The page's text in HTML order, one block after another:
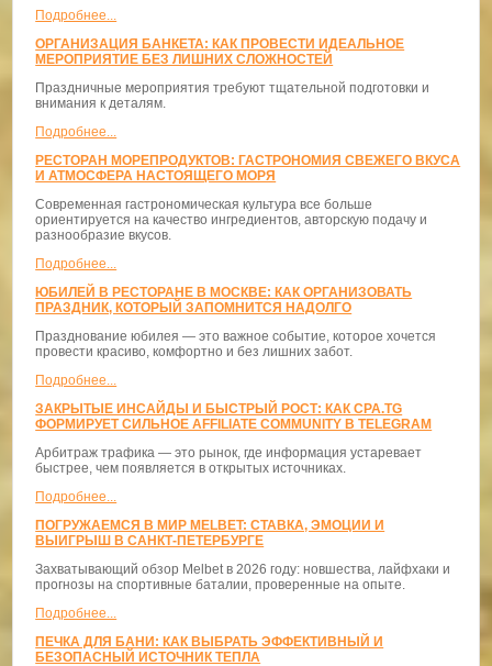
Подробнее...
ОРГАНИЗАЦИЯ БАНКЕТА: КАК ПРОВЕСТИ ИДЕАЛЬНОЕ
МЕРОПРИЯТИЕ БЕЗ ЛИШНИХ СЛОЖНОСТЕЙ
Праздничные мероприятия требуют тщательной подготовки и
внимания к деталям.
Подробнее...
РЕСТОРАН МОРЕПРОДУКТОВ: ГАСТРОНОМИЯ СВЕЖЕГО ВКУСА
И АТМОСФЕРА НАСТОЯЩЕГО МОРЯ
Современная гастрономическая культура все больше
ориентируется на качество ингредиентов, авторскую подачу и
разнообразие вкусов.
Подробнее...
ЮБИЛЕЙ В РЕСТОРАНЕ В МОСКВЕ: КАК ОРГАНИЗОВАТЬ
ПРАЗДНИК, КОТОРЫЙ ЗАПОМНИТСЯ НАДОЛГО
Празднование юбилея — это важное событие, которое хочется
провести красиво, комфортно и без лишних забот.
Подробнее...
ЗАКРЫТЫЕ ИНСАЙДЫ И БЫСТРЫЙ РОСТ: КАК CPA.TG
ФОРМИРУЕТ СИЛЬНОЕ AFFILIATE COMMUNITY В TELEGRAM
Арбитраж трафика — это рынок, где информация устаревает
быстрее, чем появляется в открытых источниках.
Подробнее...
ПОГРУЖАЕМСЯ В МИР MELBET: СТАВКА, ЭМОЦИИ И
ВЫИГРЫШ В САНКТ-ПЕТЕРБУРГЕ
Захватывающий обзор Melbet в 2026 году: новшества, лайфхаки и
прогнозы на спортивные баталии, проверенные на опыте.
Подробнее...
ПЕЧКА ДЛЯ БАНИ: КАК ВЫБРАТЬ ЭФФЕКТИВНЫЙ И
БЕЗОПАСНЫЙ ИСТОЧНИК ТЕПЛА